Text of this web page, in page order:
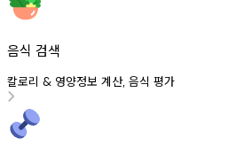
음식 검색
칼로리 & 영양정보 계산, 음식 평가